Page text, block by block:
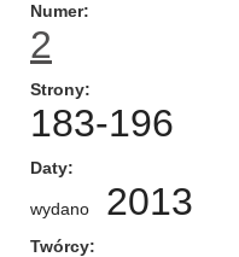
Numer
2
Strony
183-196
Daty
wydano 2013
Twórcy